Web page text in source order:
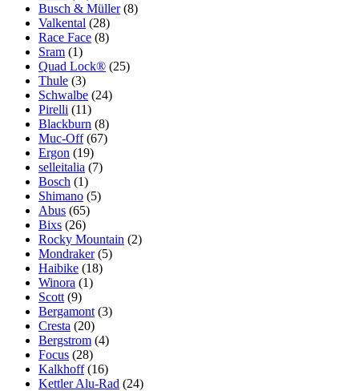
Busch & Müller (8)
Valkental (28)
Race Face (8)
Sram (1)
Quad Lock® (25)
Thule (3)
Schwalbe (24)
Pirelli (11)
Blackburn (8)
Muc-Off (67)
Ergon (19)
selleitalia (7)
Bosch (1)
Shimano (5)
Abus (65)
Bixs (26)
Rocky Mountain (2)
Mondraker (5)
Haibike (18)
Winora (1)
Scott (9)
Bergamont (3)
Cresta (20)
Bergstrom (4)
Focus (28)
Kalkhoff (16)
Kettler Alu-Rad (24)